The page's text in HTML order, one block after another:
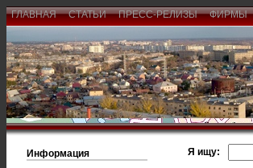
ГЛАВНАЯ СТАТЬИ ПРЕСС-РЕЛИЗЫ ФИРМЫ
Информация
Я ищу: